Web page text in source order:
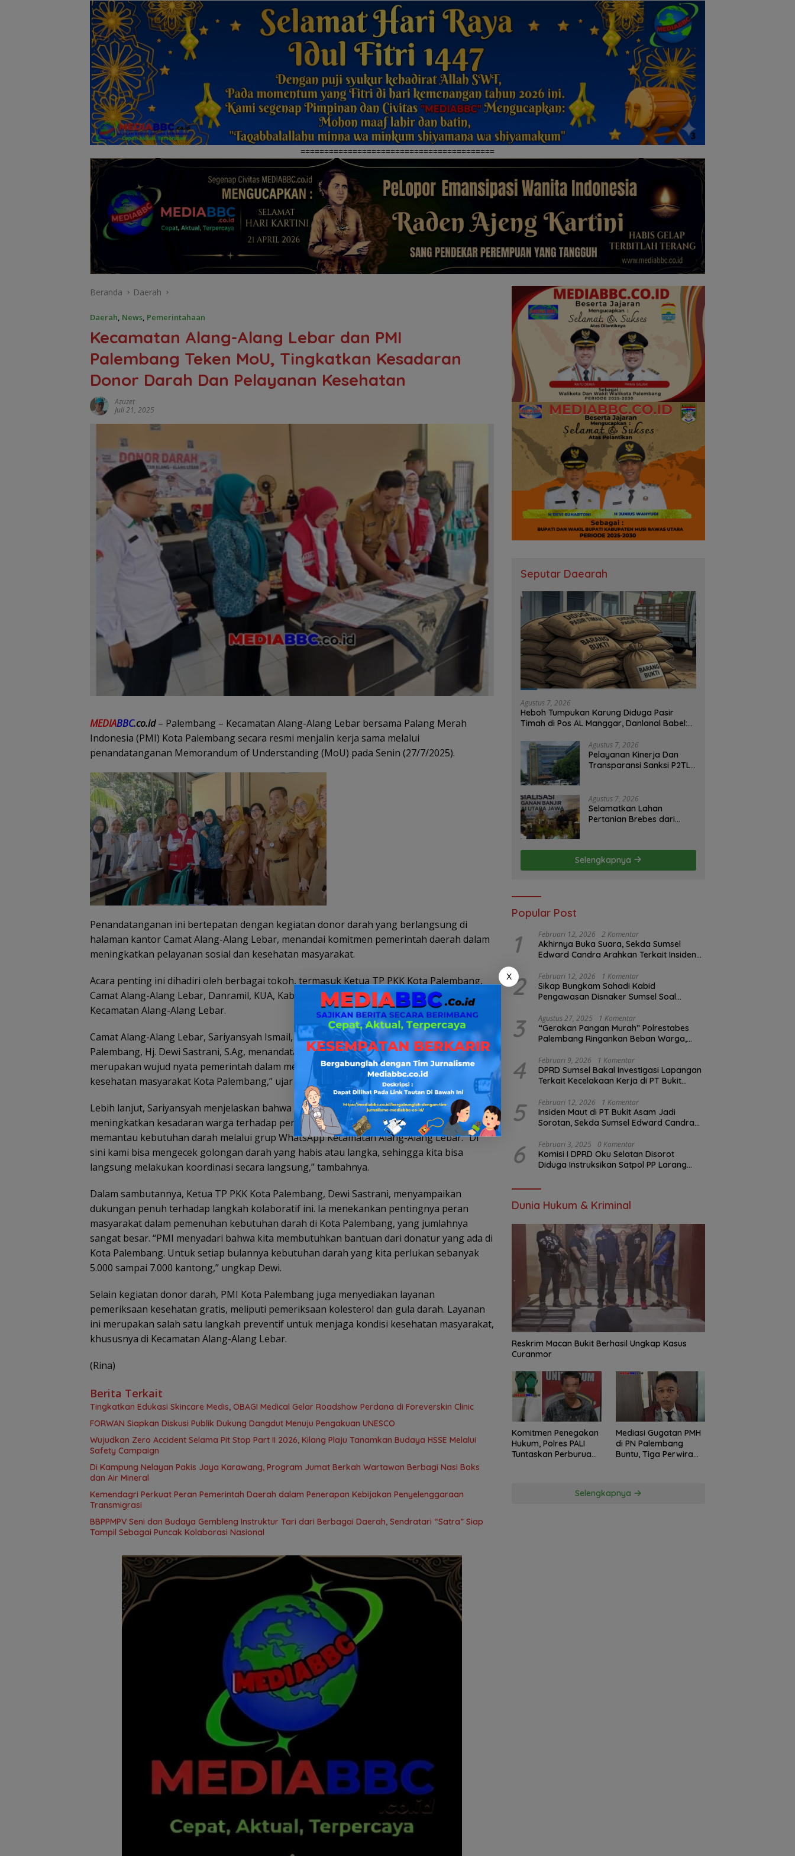
=========================================
Beranda Daerah
Daerah News Pemerintahaan
Kecamatan Alang-Alang Lebar dan PMI
Palembang Teken MoU, Tingkatkan Kesadaran
Donor Darah Dan Pelayanan Kesehatan
Azuzet
Juli 21, 2025
MEDIABBC.co.id– Palembang – Kecamatan Alang-Alang Lebar bersama Palang Merah
Indonesia (PMI) Kota Palembang secara resmi menjalin kerja sama melalui
penandatanganan Memorandum of Understanding (MoU) pada Senin (27/7/2025).
Penandatanganan ini bertepatan dengan kegiatan donor darah yang berlangsung di
halaman kantor Camat Alang-Alang Lebar, menandai komitmen pemerintah daerah dalam
meningkatkan pelayanan sosial dan kesehatan masyarakat.
Acara penting ini dihadiri oleh berbagai tokoh, termasuk Ketua TP PKK Kota Palembang,
Camat Alang-Alang Lebar, Danramil, KUA, Kabag Kominfo, serta seluruh lurah se-
Kecamatan Alang-Alang Lebar.
Camat Alang-Alang Lebar, Sariyansyah Ismail, S.STP, M.Si, dan perwakilan dari PMI Kota
Palembang, Hj. Dewi Sastrani, S.Ag, menandatangani perjanjian kerja sama ini. “MoU ini
merupakan wujud nyata pemerintah dalam meningkatkan pelayanan kegiatan sosial dan
kesehatan masyarakat Kota Palembang,” ujar Sariyansyah.
Lebih lanjut, Sariyansyah menjelaskan bahwa kerja sama ini bertujuan untuk
meningkatkan kesadaran warga terhadap pentingnya donor darah. Pihaknya juga aktif
memantau kebutuhan darah melalui grup WhatsApp Kecamatan Alang-Alang Lebar. “Di
sini kami bisa mengecek golongan darah yang habis atau langka, sehingga kita bisa
langsung melakukan koordinasi secara langsung,” tambahnya.
Dalam sambutannya, Ketua TP PKK Kota Palembang, Dewi Sastrani, menyampaikan
dukungan penuh terhadap langkah kolaboratif ini. Ia menekankan pentingnya peran
masyarakat dalam pemenuhan kebutuhan darah di Kota Palembang, yang jumlahnya
sangat besar. “PMI menyadari bahwa kita membutuhkan bantuan dari donatur yang ada di
Kota Palembang. Untuk setiap bulannya kebutuhan darah yang kita perlukan sebanyak
5.000 sampai 7.000 kantong,” ungkap Dewi.
Selain kegiatan donor darah, PMI Kota Palembang juga menyediakan layanan
pemeriksaan kesehatan gratis, meliputi pemeriksaan kolesterol dan gula darah. Layanan
ini merupakan salah satu langkah preventif untuk menjaga kondisi kesehatan masyarakat,
khususnya di Kecamatan Alang-Alang Lebar.
(Rina)
Berita Terkait
Tingkatkan Edukasi Skincare Medis, OBAGI Medical Gelar Roadshow Perdana di Foreverskin Clinic
FORWAN Siapkan Diskusi Publik Dukung Dangdut Menuju Pengakuan UNESCO
Wujudkan Zero Accident Selama Pit Stop Part II 2026, Kilang Plaju Tanamkan Budaya HSSE Melalui
Safety Campaign
Di Kampung Nelayan Pakis Jaya Karawang, Program Jumat Berkah Wartawan Berbagi Nasi Boks
dan Air Mineral
Kemendagri Perkuat Peran Pemerintah Daerah dalam Penerapan Kebijakan Penyelenggaraan
Transmigrasi
BBPPMPV Seni dan Budaya Gembleng Instruktur Tari dari Berbagai Daerah, Sendratari “Satra” Siap
Tampil Sebagai Puncak Kolaborasi Nasional
Seputar Daearah
Agustus 7, 2026
Heboh Tumpukan Karung Diduga Pasir
Timah di Pos AL Manggar, Danlanal Babel:
Agustus 7, 2026
Pelayanan Kinerja Dan
Transparansi Sanksi P2TL
S2JB Terkesan Tutup Mata
Agustus 7, 2026
Selamatkan Lahan
Pertanian Brebes dari
Selengkapnya
Popular Post
1 Februari 12, 2026 2 Komentar
Akhirnya Buka Suara, Sekda Sumsel
Edward Candra Arahkan Terkait Insiden
2 Februari 12, 2026 1 Komentar
Sikap Bungkam Sahadi Kabid
Pengawasan Disnaker Sumsel Soal
Pengawasan K3?
3 Agustus 27, 2025 1 Komentar
“Gerakan Pangan Murah” Polrestabes
Palembang Ringankan Beban Warga,
4 Februari 9, 2026 1 Komentar
DPRD Sumsel Bakal Investigasi Lapangan
Terkait Kecelakaan Kerja di PT Bukit
5 Februari 12, 2026 1 Komentar
Insiden Maut di PT Bukit Asam Jadi
Sorotan, Sekda Sumsel Edward Candra
6 Februari 3, 2025 0 Komentar
Komisi I DPRD Oku Selatan Disorot
Diduga Instruksikan Satpol PP Larang
Dunia Hukum & Kriminal
Reskrim Macan Bukit Berhasil Ungkap Kasus
Curanmor
Komitmen Penegakan
Hukum, Polres PALI
Tuntaskan Perburuan
Mediasi Gugatan PMH
di PN Palembang
Buntu, Tiga Perwira
Pertanyakan
Selengkapnya
X